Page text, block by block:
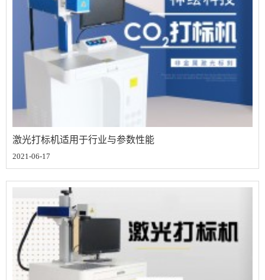
激光打标机适用于行业与参数性能
2021-06-17